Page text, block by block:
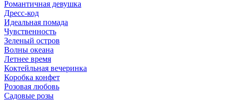
Романтичная девушка
Дресс-код
Идеальная помада
Чувственность
Зеленый остров
Волны океана
Летнее время
Коктейльная вечеринка
Коробка конфет
Розовая любовь
Садовые розы